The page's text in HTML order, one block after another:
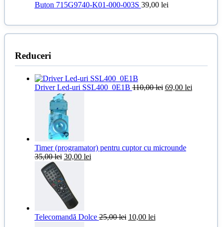
Buton 715G9740-K01-000-003S 39,00 lei
Reduceri
Driver Led-uri SSL400_0E1B110,00lei Prețul
69,00 leiPrețul
Timer (programator) pentru cuptor cu microunde
35,00lei Prețul
a
fost:
35,00 lei.
30,00 leiPrețul
Telecomandă Dolce25,00lei Prețul
10,00 leiPrețul